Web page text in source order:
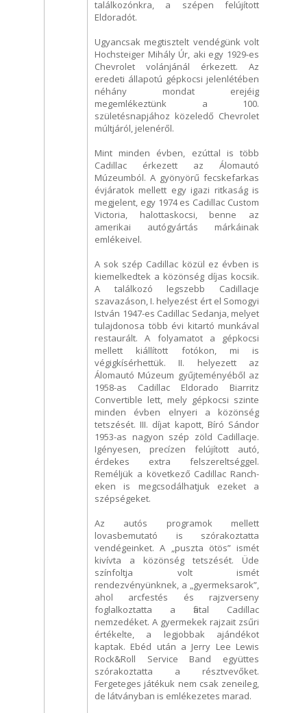
találkozónkra, a szépen felújított
Eldoradót.
Ugyancsak megtisztelt vendégünk volt
Hochsteiger Mihály Úr, aki egy 1929-es
Chevrolet volánjánál érkezett. Az
eredeti állapotú gépkocsi jelenlétében
néhány mondat erejéig
megemlékeztünk a 100.
születésnapjához közeledő Chevrolet
múltjáról, jelenéről.
Mint minden évben, ezúttal is több
Cadillac érkezett az Álomautó
Múzeumból. A gyönyörű fecskefarkas
évjáratok mellett egy igazi ritkaság is
megjelent, egy 1974 es Cadillac Custom
Victoria, halottaskocsi, benne az
amerikai autógyártás márkáinak
emlékeivel.
A sok szép Cadillac közül ez évben is
kiemelkedtek a közönség díjas kocsik.
A találkozó legszebb Cadillacje
szavazáson, I. helyezést ért el Somogyi
István 1947-es Cadillac Sedanja, melyet
tulajdonosa több évi kitartó munkával
restaurált. A folyamatot a gépkocsi
mellett kiállított fotókon, mi is
végigkísérhettük. II. helyezett az
Álomautó Múzeum gyűjteményéből az
1958-as Cadillac Eldorado Biarritz
Convertible lett, mely gépkocsi szinte
minden évben elnyeri a közönség
tetszését. III. díjat kapott, Bíró Sándor
1953-as nagyon szép zöld Cadillacje.
Igényesen, precízen felújított autó,
érdekes extra felszereltséggel.
Reméljük a következő Cadillac Ranch-
eken is megcsodálhatjuk ezeket a
szépségeket.
Az autós programok mellett
lovasbemutató is szórakoztatta
vendégeinket. A „puszta ötös” ismét
kivívta a közönség tetszését. Üde
színfoltja volt ismét
rendezvényünknek, a „gyermeksarok”,
ahol arcfestés és rajzverseny
foglalkoztatta a fiatal Cadillac
nemzedéket. A gyermekek rajzait zsűri
értékelte, a legjobbak ajándékot
kaptak. Ebéd után a Jerry Lee Lewis
Rock&Roll Service Band együttes
szórakoztatta a résztvevőket.
Fergeteges játékuk nem csak zeneileg,
de látványban is emlékezetes marad.